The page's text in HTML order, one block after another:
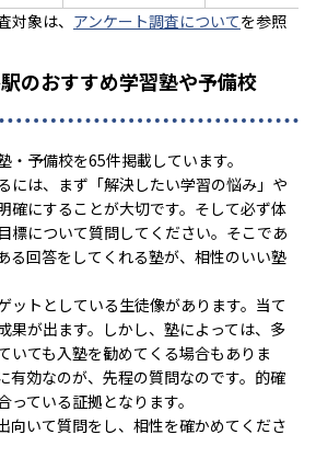
象は、 アンケート調査についてを参照
のおすすめ学習塾や予備校
・予備校を65件掲載しています。
には、まず「解決したい学習の悩み」や
確にすることが大切です。そして必ず体
標について質問してください。そこであ
る回答をしてくれる塾が、相性のいい塾
ットとしている生徒像があります。当て
果が出ます。しかし、塾によっては、多
いても入塾を勧めてくる場合もありま
有効なのが、先程の質問なのです。的確
ている証拠となります。
向いて質問をし、相性を確かめてくださ